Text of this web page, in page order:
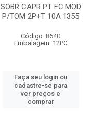
SOBR CAPR PT FC MOD
P/TOM 2P+T 10A 1355
Código: 8640
Embalagem: 12PC
Faça seu login ou
cadastre-se para
ver preços e
comprar